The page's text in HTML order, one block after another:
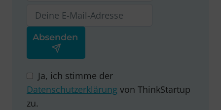
Ja, ich stimme der
Datenschutzerklärung von ThinkStartup
zu.